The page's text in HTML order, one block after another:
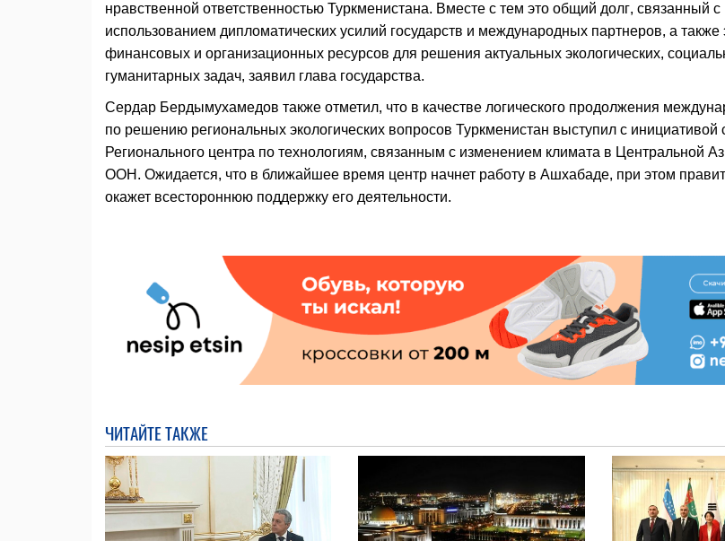
нравственной ответственностью Туркменистана. Вместе с тем это общий долг, связанный
использованием дипломатических усилий государств и международных партнеров, а также
финансовых и организационных ресурсов для решения актуальных экологических,
гуманитарных задач, заявил глава государства.
Сердар Бердымухамедов также отметил, что в качестве логического продолжения
по решению региональных экологических вопросов Туркменистан выступил с инициативой
Регионального центра по технологиям, связанным с изменением климата в Центральной
ООН. Ожидается, что в ближайшее время центр начнет работу в Ашхабаде, при этом
окажет всестороннюю поддержку его деятельности.
ЧИТАЙТЕ ТАКЖЕ